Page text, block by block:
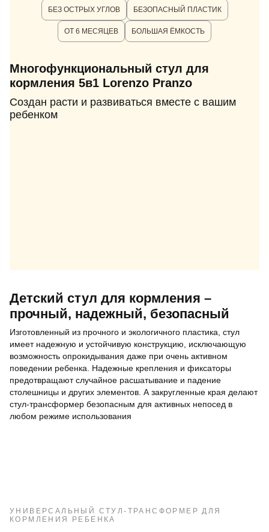
БЕЗ ОСТРЫХ УГЛОВ БЕЗОПАСНЫЙ ПЛАСТИК
ОТ 6 МЕСЯЦЕВ БОЛЬШАЯ ЁМКОСТЬ
Многофункциональный стул для
кормления 5в1 Lorenzo Pranzo
Создан расти и развиваться вместе с вашим
ребенком
Детский стул для кормления –
прочный, надежный, безопасный
Изготовленный из прочного и экологичного пластика, стул
имеет надежную и устойчивую конструкцию, исключающую
возможность опрокидывания даже при очень активном
поведении ребенка. Надежные крепления и фиксаторы
предотвращают случайное расшатывание и падение
столешницы и других элементов. А закругленные края делают
стул-трансформер безопасным для активных непосед в
любом режиме использования
УНИВЕРСАЛЬНЫЙ СТУЛ-ТРАНСФОРМЕР ДЛЯ
КОРМЛЕНИЯ РЕБЕНКА